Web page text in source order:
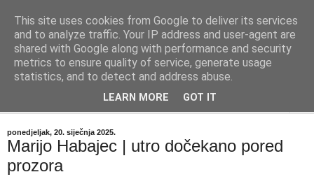
"Kvaka"
Časopis za književnost ISSN 2459-5632
ponedjeljak, 20. siječnja 2025.
Marijo Habajec | utro dočekano pored
prozora
This site uses cookies from Google to deliver its services
and to analyze traffic. Your IP address and user-agent are
shared with Google along with performance and security
metrics to ensure quality of service, generate usage
statistics, and to detect and address abuse.
LEARN MORE GOT IT